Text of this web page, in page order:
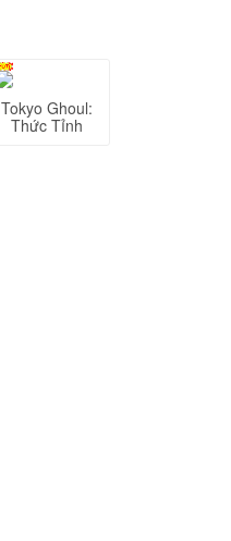
Tokyo Ghoul:
Thức Tỉnh